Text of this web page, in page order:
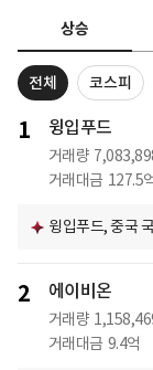
상승
전체 코스피
1 윙입푸드
거래량
거래대금 127.5
윙입푸드, 중국
2 에이비온
거래량
거래대금 9.4억